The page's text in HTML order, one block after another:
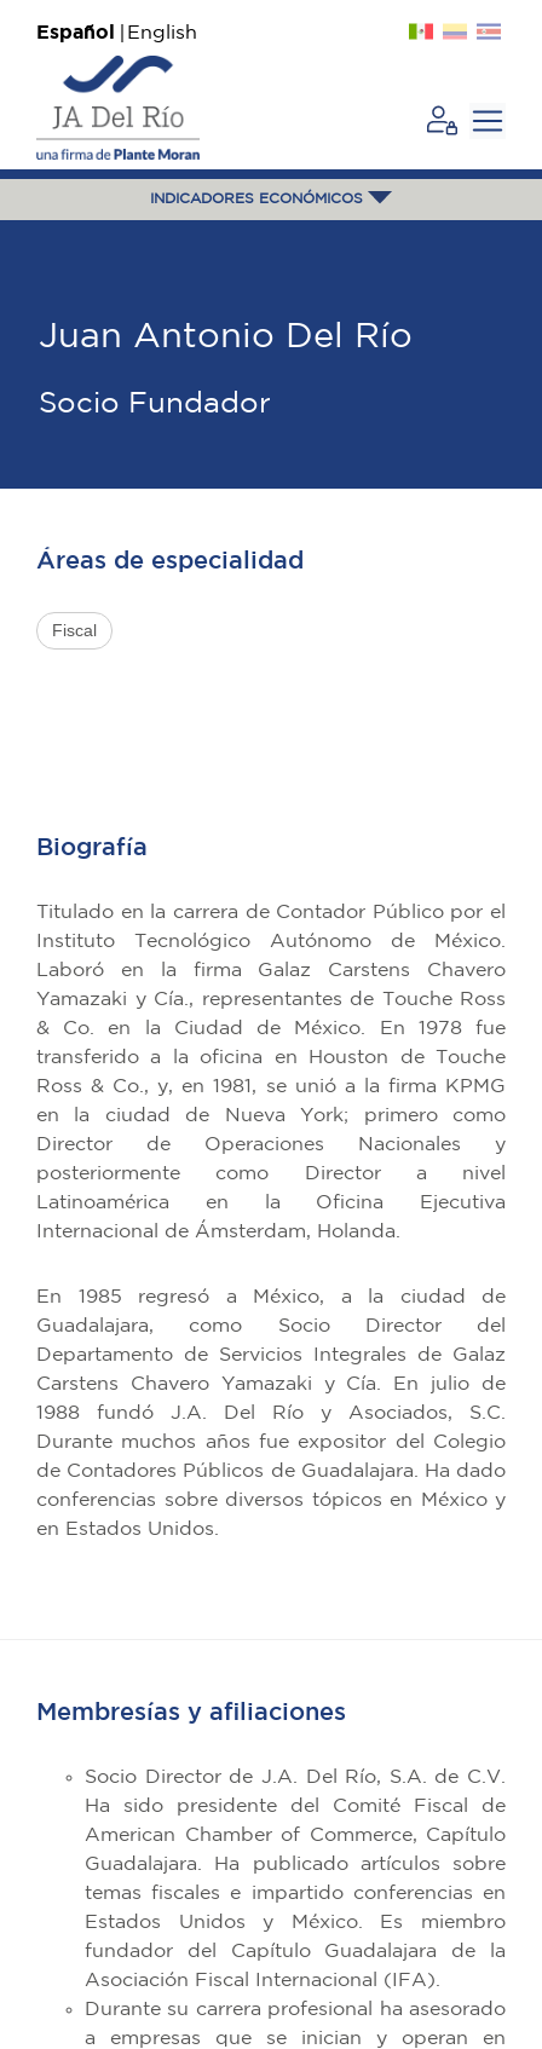
Español English
INDICADORES ECONÓMICOS
Juan Antonio Del Río
Socio Fundador
Áreas de especialidad
Fiscal
Biografía
Titulado en la carrera de Contador Público por el
Instituto Tecnológico Autónomo de México.
Laboró en la firma Galaz Carstens Chavero
Yamazaki y Cía., representantes de Touche Ross
& Co. en la Ciudad de México. En 1978 fue
transferido a la oficina en Houston de Touche
Ross & Co., y, en 1981, se unió a la firma KPMG
en la ciudad de Nueva York; primero como
Director de Operaciones Nacionales y
posteriormente como Director a nivel
Latinoamérica en la Oficina Ejecutiva
Internacional de Ámsterdam, Holanda.
En 1985 regresó a México, a la ciudad de
Guadalajara, como Socio Director del
Departamento de Servicios Integrales de Galaz
Carstens Chavero Yamazaki y Cía. En julio de
1988 fundó J.A. Del Río y Asociados, S.C.
Durante muchos años fue expositor del Colegio
de Contadores Públicos de Guadalajara. Ha dado
conferencias sobre diversos tópicos en México y
en Estados Unidos.
Membresías y afiliaciones
Socio Director de J.A. Del Río, S.A. de C.V.
Ha sido presidente del Comité Fiscal de
American Chamber of Commerce, Capítulo
Guadalajara. Ha publicado artículos sobre
temas fiscales e impartido conferencias en
Estados Unidos y México. Es miembro
fundador del Capítulo Guadalajara de la
Asociación Fiscal Internacional (IFA).
Durante su carrera profesional ha asesorado
a empresas que se inician y operan en